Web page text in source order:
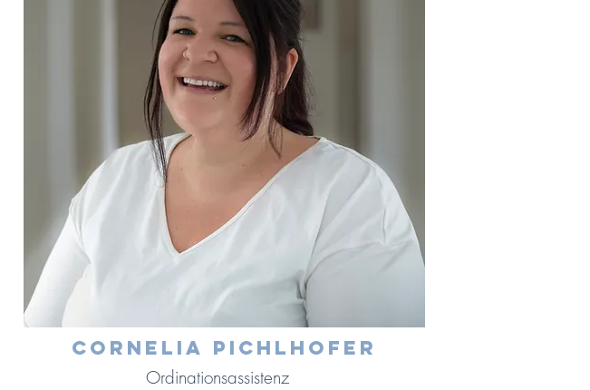
Cornelia pichlhofer
Ordinationsassistenz